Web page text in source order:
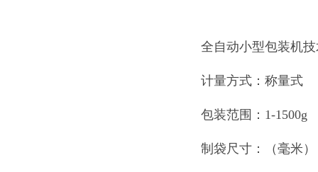
全自动小型包装机
计量方式：称量式
包装范围：1-1500g
制袋尺寸：（毫米